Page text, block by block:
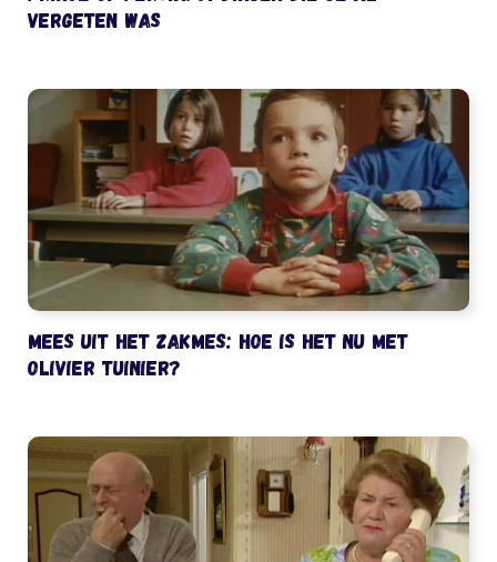
vergeten was
Mees uit het Zakmes: hoe is het nu met
Olivier Tuinier?